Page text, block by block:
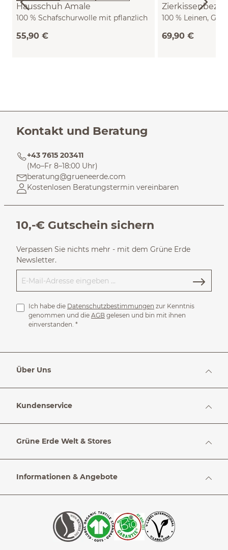
Hausschuh Amale
100 % Schafschurwolle mit pflanzlich
55,90 €
100 % Leinen,
69,90 €
Kontakt und Beratung
+43 7615 203411
(Mo–Fr 8–18:00 Uhr)
beratung@grueneerde.com
Kostenlosen Beratungstermin vereinbaren
10,-€ Gutschein sichern
Verpassen Sie nichts mehr - mit dem Grüne Erde
Newsletter.
Ich habe die Datenschutzbestimmungen zur Kenntnis
genommen und die AGB gelesen und bin mit ihnen
einverstanden. *
Über Uns
Kundenservice
Grüne Erde Welt & Stores
Informationen & Angebote